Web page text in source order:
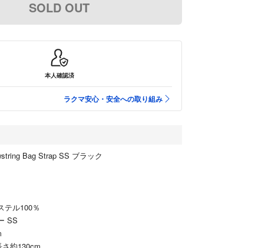
SOLD OUT
本人確認済
ラクマ安心・安全への取り組み
Bag Strap SS ブラック
テル100％
SS